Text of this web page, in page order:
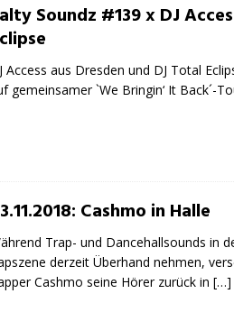
Soundz #139 x DJ
Access aus Dresden und DJ Total
gemeinsamer `We Bringin‘ It Back´-
Cashmo in Halle
Trap- und Dancehallsounds in
derzeit Überhand nehmen,
Cashmo seine Hörer zurück in […]